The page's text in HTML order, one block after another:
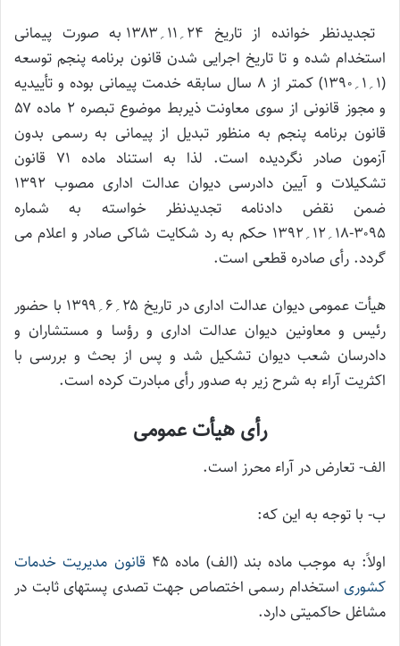
تجدیدنظر خوانده از تاریخ ۲۴؍۱۱؍۱۳۸۳ به صورت پیمانی
استخدام شده و تا تاریخ اجرایی شدن قانون برنامه پنجم توسعه
(۱؍۱؍۱۳۹۰) کمتر از ۸ سال سابقه خدمت پیمانی بوده و تأییدیه
و مجوز قانونی از سوی معاونت ذیربط موضوع تبصره ۲ ماده ۵۷
قانون برنامه پنجم به منظور تبدیل از پیمانی به رسمی بدون
آزمون صادر نگردیده است. لذا به استناد ماده ۷۱ قانون
تشکیلات و آیین دادرسی دیوان عدالت اداری مصوب ۱۳۹۲
ضمن نقض دادنامه تجدیدنظر خواسته به شماره
۳۰۹۵-۱۸؍۱۲؍۱۳۹۲ حکم به رد شکایت شاکی صادر و اعلام می
گردد. رأی صادره قطعی است.
هیأت عمومی دیوان عدالت اداری در تاریخ ۲۵؍۶؍۱۳۹۹ با حضور
رئیس و معاونین دیوان عدالت اداری و رؤسا و مستشاران و
دادرسان شعب دیوان تشکیل شد و پس از بحث و بررسی با
اکثریت آراء به شرح زیر به صدور رأی مبادرت کرده است.
رأی هیأت عمومی
الف- تعارض در آراء محرز است.
ب- با توجه به این که:
اولاً: به موجب ماده بند (الف) ماده ۴۵
قانون مدیریت خدمات
کشوری استخدام رسمی اختصاص جهت تصدی پستهای ثابت در
مشاغل حاکمیتی دارد.